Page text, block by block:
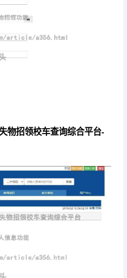
物招领校车查询综合平台-